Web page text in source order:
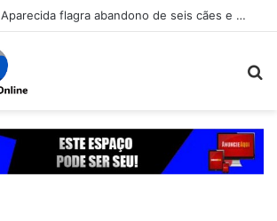
Prefeitura de Aparecida flagra abandono de seis cães e reitera que o ato é crime inafiançável